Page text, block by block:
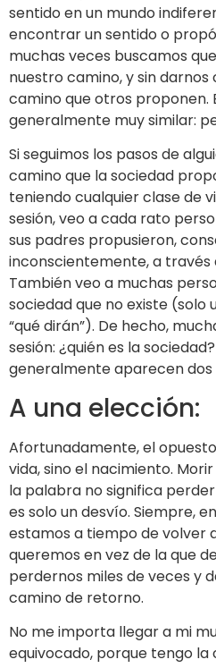
sentido en un mundo
encontrar un sentido o
muchas veces buscamos
nuestro camino, y sin
camino que otros proponen.
generalmente muy similar:
Si seguimos los pasos de
camino que la sociedad
teniendo cualquier clase de
sesión, veo a cada rato
sus padres propusieron,
inconscientemente, a través
También veo a muchas
sociedad que no existe (solo
“qué dirán”). De hecho,
sesión: ¿quién es la
generalmente aparecen
A una elección:
Afortunadamente, el
vida, sino el nacimiento.
la palabra no significa
es solo un desvío. Siempre,
estamos a tiempo de volver
queremos en vez de la que
perdernos miles de veces y
camino de retorno.
No me importa llegar a mi
equivocado, porque tengo